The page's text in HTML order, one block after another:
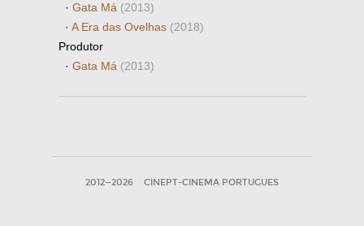
· Gata Má (2013)
· A Era das Ovelhas (2018)
Produtor
· Gata Má (2013)
2012—2026 CINEPT-CINEMA PORTUGUES